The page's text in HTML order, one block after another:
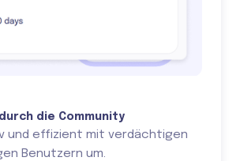
die Community
und effizient mit verdächtigen
Benutzern um.